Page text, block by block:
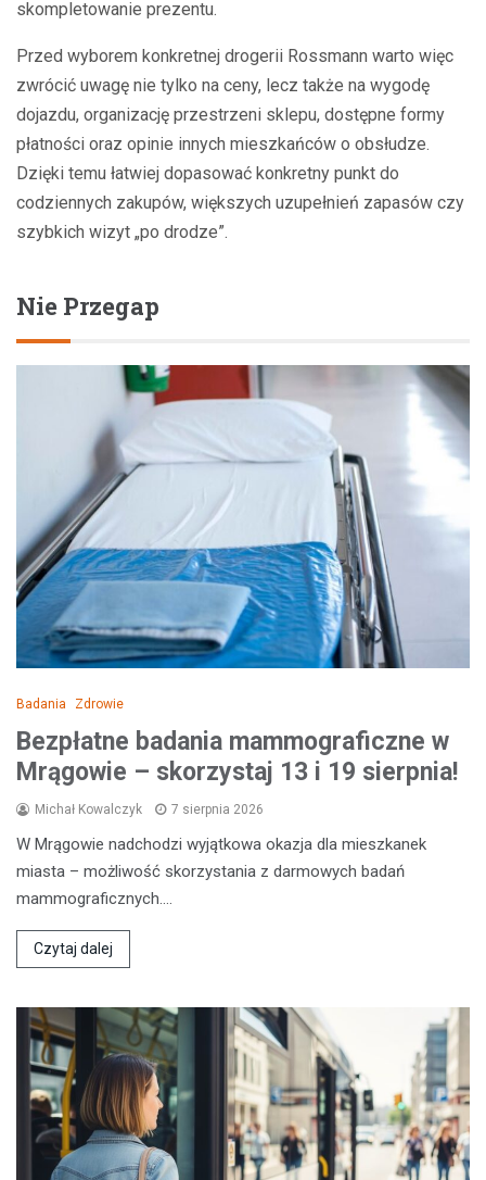
skompletowanie prezentu.
Przed wyborem konkretnej drogerii Rossmann warto więc
zwrócić uwagę nie tylko na ceny, lecz także na wygodę
dojazdu, organizację przestrzeni sklepu, dostępne formy
płatności oraz opinie innych mieszkańców o obsłudze.
Dzięki temu łatwiej dopasować konkretny punkt do
codziennych zakupów, większych uzupełnień zapasów czy
szybkich wizyt „po drodze”.
Nie Przegap
Badania Zdrowie
Bezpłatne badania mammograficzne w
Mrągowie – skorzystaj 13 i 19 sierpnia!
Michał Kowalczyk 7 sierpnia 2026
W Mrągowie nadchodzi wyjątkowa okazja dla mieszkanek
miasta – możliwość skorzystania z darmowych badań
mammograficznych.…
Czytaj dalej